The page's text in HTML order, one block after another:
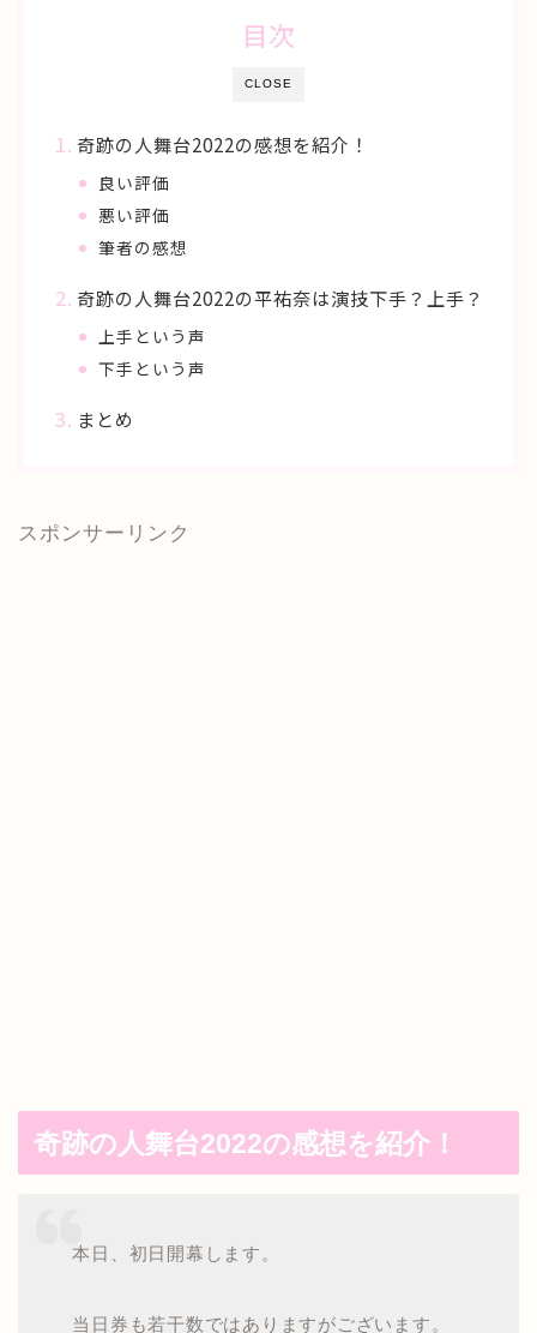
CLOSE
目次
奇跡の人舞台2022の感想を紹介！
良い評価
悪い評価
筆者の感想
奇跡の人舞台2022の平祐奈は演技下手？上手？
上手という声
下手という声
まとめ
スポンサーリンク
奇跡の人舞台2022の感想を紹介！
本日、初日開幕します。
当日券も若干数ではありますがございます。